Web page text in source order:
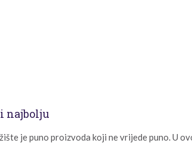
najbolju
je puno proizvoda koji ne vrijede puno. U